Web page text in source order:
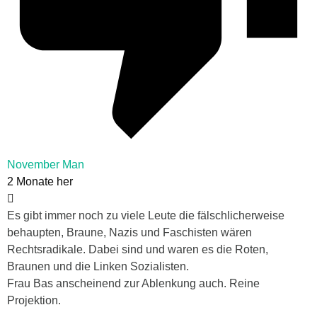
November Man
2 Monate her
Es gibt immer noch zu viele Leute die fälschlicherweise
behaupten, Braune, Nazis und Faschisten wären
Rechtsradikale. Dabei sind und waren es die Roten,
Braunen und die Linken Sozialisten.
Frau Bas anscheinend zur Ablenkung auch. Reine
Projektion.